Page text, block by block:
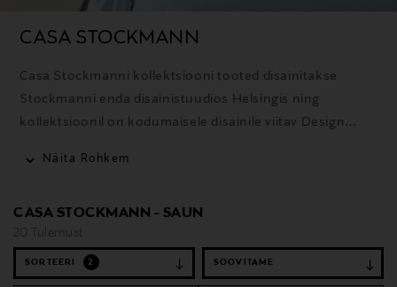
CASA STOCKMANN
Casa Stockmanni kollektsiooni tooted disainitakse
Stockmanni enda disainistuudios Helsingis ning
kollektsioonil on kodumaisele disainile viitav Design
sisustustrendid. Enamik Casa Stockmanni
tekstiiltoodetest on toodetud Euroopas.
Näita Rohkem
CASA STOCKMANN - SAUN
20 Tulemust
SORTEERI 2